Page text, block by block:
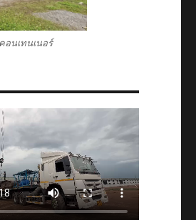
อนเทนเนอร์